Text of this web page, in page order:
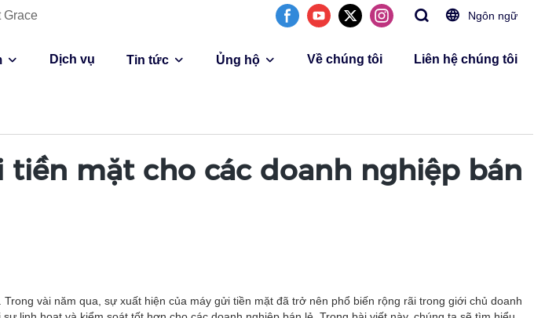
Grace Ngôn ngữ
Dịch vụ Tin tức Ủng hộ Về chúng tôi Liên hệ chúng tôi
tiền mặt cho các doanh nghiệp bán
vài năm qua, sự xuất hiện của máy gửi tiền mặt đã trở nên phổ biến rộng rãi trong giới chủ doanh